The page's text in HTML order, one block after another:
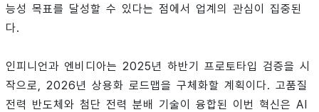
능성 목표를 달성할 수 있다는 점에서 업계의 관심이 집중된
다.
인피니언과 엔비디아는 2025년 하반기 프로토타입 검증을 시
작으로, 2026년 상용화 로드맵을 구체화할 계획이다. 고품질
전력 반도체와 첨단 전력 분배 기술이 융합된 이번 혁신은 AI